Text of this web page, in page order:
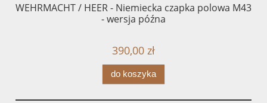
WEHRMACHT / HEER - Niemiecka czapka polowa M43
- wersja późna
390,00 zł
do koszyka